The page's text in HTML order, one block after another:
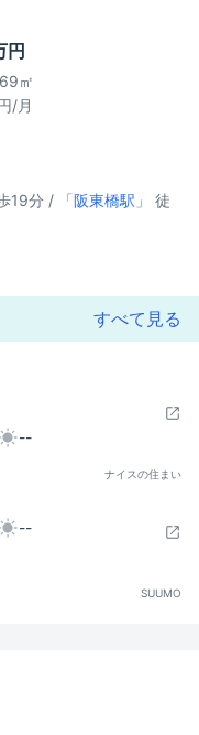
㎡
/月
19分 / 「阪東橋駅 」 徒
すべて見る
--
ナイスの住まい
--
SUUMO